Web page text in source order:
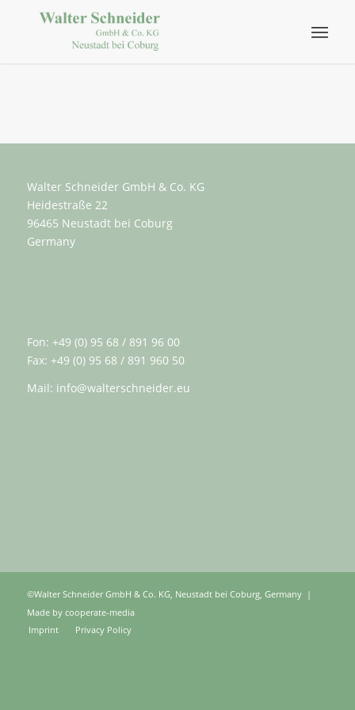
Walter Schneider GmbH & Co. KG
Heidestraße 22
96465 Neustadt bei Coburg
Germany
Fon: +49 (0) 95 68 / 891 96 00
Fax: +49 (0) 95 68 / 891 960 50
Mail: info@walterschneider.eu
©Walter Schneider GmbH & Co. KG, Neustadt bei Coburg, Germany |
Made by cooperate-media
Imprint
Privacy Policy